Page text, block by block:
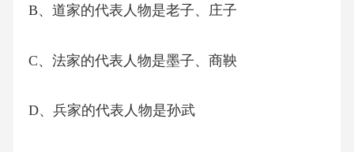
B、道家的代表人物是老子、庄子
C、法家的代表人物是墨子、商鞅
D、兵家的代表人物是孙武